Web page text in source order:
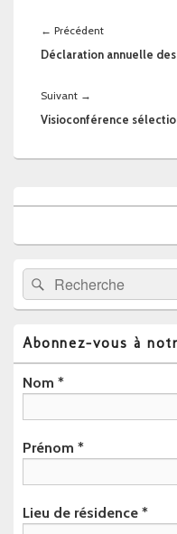
de
l’article
← PrécédentArticle
précédent :
Déclaration annuelle
Suivant →
suivant :
Visioconférence
principale
widget
barre
latérale
Recherche :Rechercher
Abonnez-vous à
Nom *
Prénom *
Lieu de résidence *